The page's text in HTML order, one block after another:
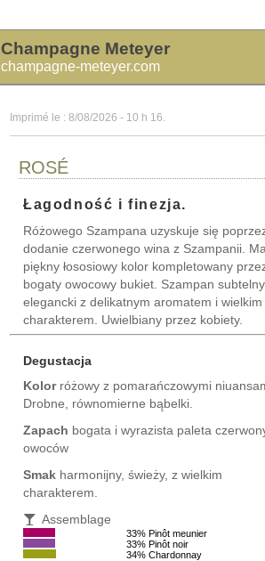
Champagne Meteyer
champagne-meteyer.com
Imprimé le : 8/08/2026 - 10 h 16.
ROSÉ
Łagodność i finezja.
Różowego Szampana uzyskuje się
dodanie czerwonego wina z Szampanii.
piękny łososiowy kolor kompletowany
bogaty owocowy bukiet. Szampan
elegancki z delikatnym aromatem i wielkim
charakterem. Uwielbiany przez kobiety.
Degustacja
Kolor różowy z pomarańczowymi
Drobne, równomierne bąbelki.
Zapach bogata i wyrazista paleta
owoców
Smak harmonijny, świeży, z wielkim
charakterem.
Assemblage
33% Pinôt meunier
33% Pinôt noir
34% Chardonnay